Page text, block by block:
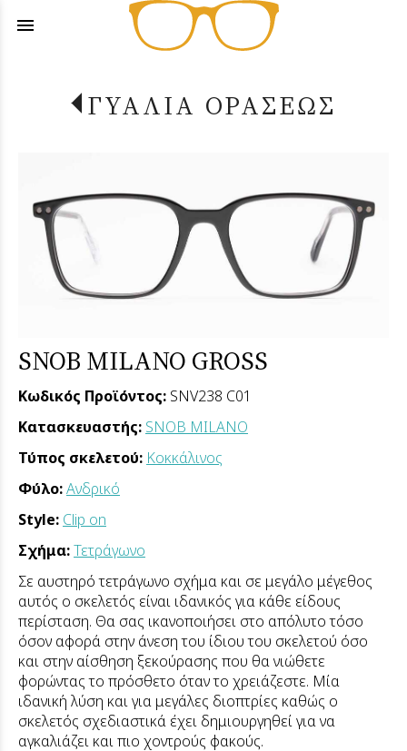
menu
ΓΥΑΛΙΑ ΟΡΑΣΕΩΣ
SNOB MILANO GROSS
Κωδικός Προϊόντος: SNV238 C01
Κατασκευαστής: SNOB MILANO
Τύπος σκελετού: Κοκκάλινος
Φύλο:Ανδρικό
Style: Clip on
Σχήμα:Τετράγωνο
Σε αυστηρό τετράγωνο σχήμα και σε μεγάλο μέγεθος
αυτός ο σκελετός είναι ιδανικός για κάθε είδους
περίσταση. Θα σας ικανοποιήσει στο απόλυτο τόσο
όσον αφορά στην άνεση του ίδιου του σκελετού όσο
και στην αίσθηση ξεκούρασης που θα νιώθετε
φορώντας το πρόσθετο όταν το χρειάζεστε. Μία
ιδανική λύση και για μεγάλες διοπτρίες καθώς ο
σκελετός σχεδιαστικά έχει δημιουργηθεί για να
αγκαλιάζει και πιο χοντρούς φακούς.